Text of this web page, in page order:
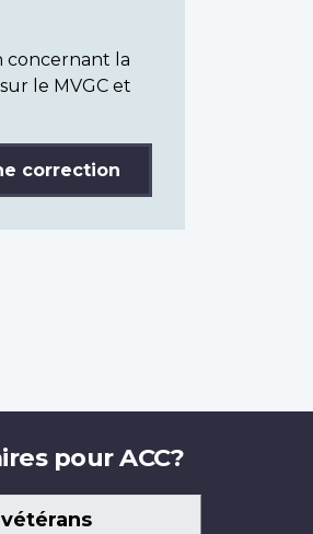
concernant la
le MVGC et
correction
pour ACC?